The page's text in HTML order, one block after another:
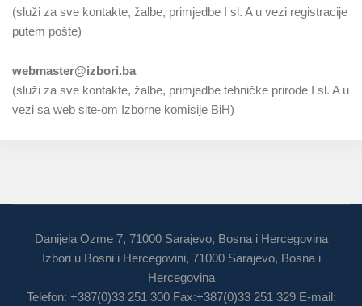
(služi za sve kontakte, žalbe, primjedbe I sl. A u vezi registracije
putem pošte)
webmaster@izbori.ba
(služi za sve kontakte, žalbe, primjedbe tehničke prirode I sl. A u
vezi sa web site-om Izborne komisije BiH)
Danijela Ozme 7, 71000 Sarajevo, Bosna i Hercegovina
Izbori u Bosni i Hercegovini, 71000 Sarajevo, Bosna i
Hercegovina
Telefon: +387(0)33 251 300 Fax:+387(0)33 251 329 E-mail: